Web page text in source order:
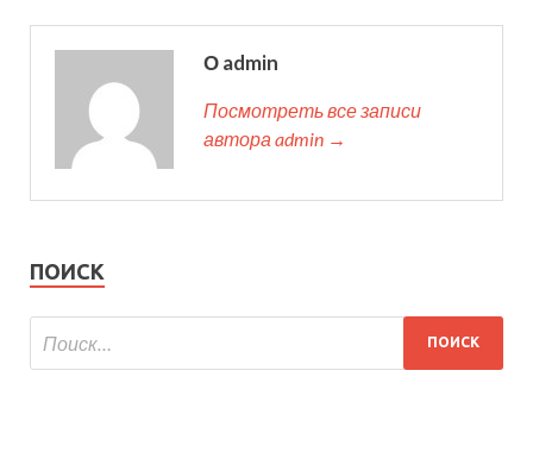
О admin
Посмотреть все записи
автора admin →
ПОИСК